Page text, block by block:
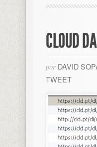
CLOUD
por DAVID
TWEET